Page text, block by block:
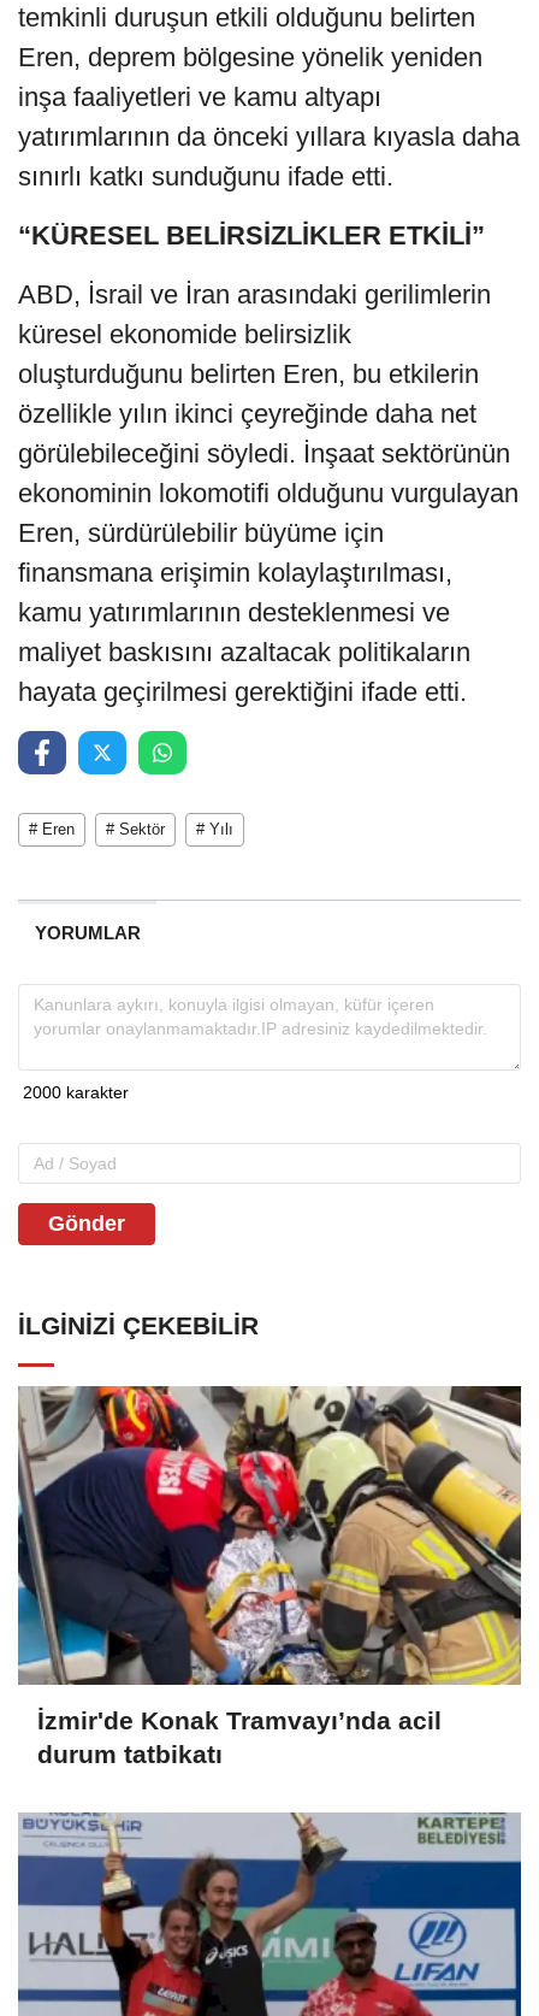
temkinli duruşun etkili olduğunu belirten
Eren, deprem bölgesine yönelik yeniden
inşa faaliyetleri ve kamu altyapı
yatırımlarının da önceki yıllara kıyasla daha
sınırlı katkı sunduğunu ifade etti.
“KÜRESEL BELİRSİZLİKLER ETKİLİ”
ABD, İsrail ve İran arasındaki gerilimlerin
küresel ekonomide belirsizlik
oluşturduğunu belirten Eren, bu etkilerin
özellikle yılın ikinci çeyreğinde daha net
görülebileceğini söyledi. İnşaat sektörünün
ekonominin lokomotifi olduğunu vurgulayan
Eren, sürdürülebilir büyüme için
finansmana erişimin kolaylaştırılması,
kamu yatırımlarının desteklenmesi ve
maliyet baskısını azaltacak politikaların
hayata geçirilmesi gerektiğini ifade etti.
# Eren # Sektör # Yılı
YORUMLAR
Gönder
İLGINIZI ÇEKEBILIR
İzmir'de Konak Tramvayı’nda acil
durum tatbikatı